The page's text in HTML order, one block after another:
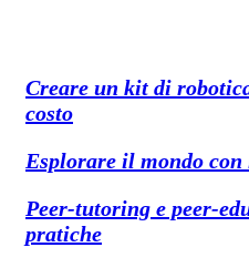
Creare un kit di
costo
Esplorare il mondo
Peer-tutoring e peer-
pratiche